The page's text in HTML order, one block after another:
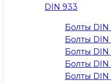
DIN 933
Болты
Болты
Болты
Болты
Болты